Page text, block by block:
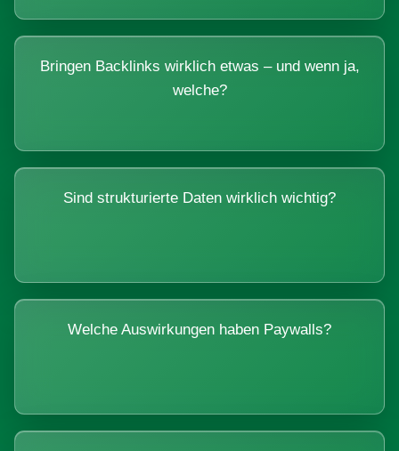
Bringen Backlinks wirklich etwas – und wenn ja,
welche?
Sind strukturierte Daten wirklich wichtig?
Welche Auswirkungen haben Paywalls?